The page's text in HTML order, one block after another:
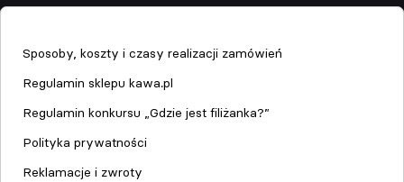
Sposoby, koszty i czasy realizacji zamówień
Regulamin sklepu kawa.pl
Regulamin konkursu „Gdzie jest filiżanka?”
Polityka prywatności
Reklamacje i zwroty